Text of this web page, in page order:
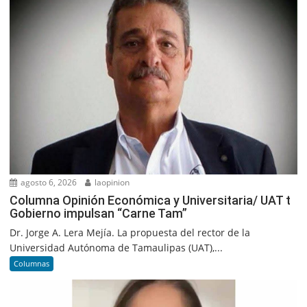
agosto 6, 2026 laopinion
Columna Opinión Económica y Universitaria/ UAT t
Gobierno impulsan “Carne Tam”
Dr. Jorge A. Lera Mejía. La propuesta del rector de la
Universidad Autónoma de Tamaulipas (UAT),...
Columnas